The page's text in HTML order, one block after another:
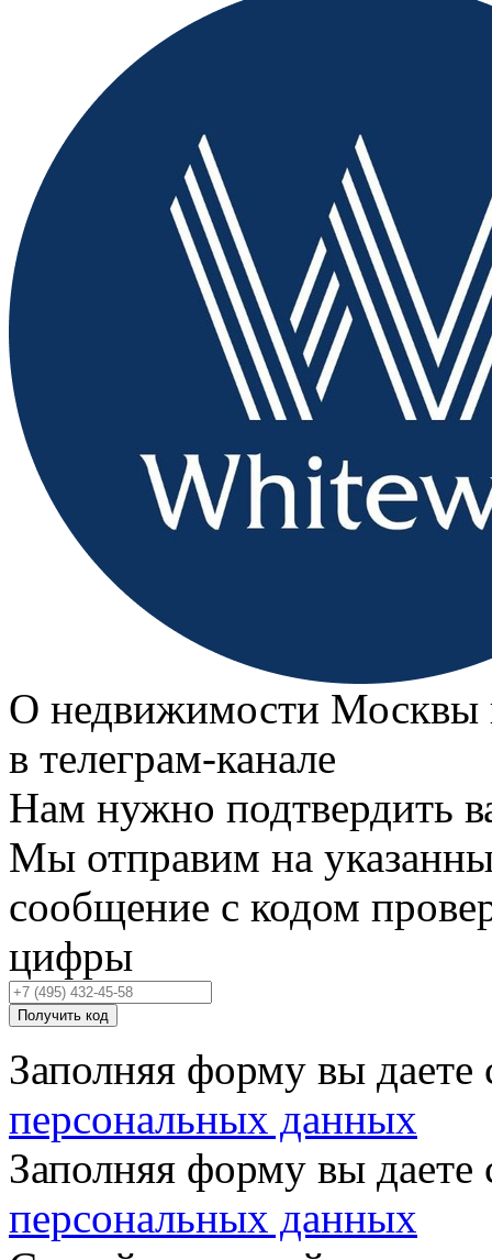
О недвижимости Москвы
в телеграм‑канале
Нам нужно подтвердить
Мы отправим на
сообщение с кодом
цифры
Получить код
Заполняя форму вы даете
персональных данных
Заполняя форму вы даете
персональных данных